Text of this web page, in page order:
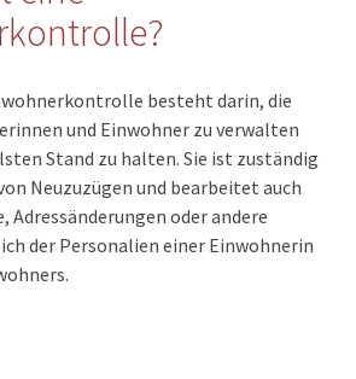
besteht darin, die
und Einwohner zu verwalten
Stand zu halten. Sie ist zuständig
Neuzuzügen und bearbeitet auch
Adressänderungen oder andere
der Personalien einer Einwohnerin